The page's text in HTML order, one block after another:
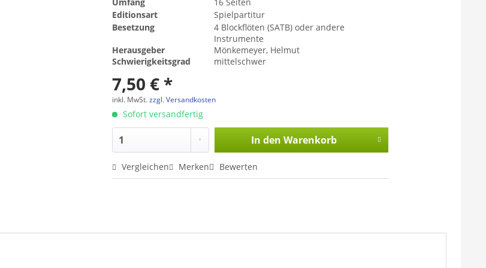
Editionsart
Spielpartitur
Besetzung
4 Blockflöten (SATB) oder andere
Instrumente
Herausgeber
Mönkemeyer, Helmut
Schwierigkeitsgrad
mittelschwer
7,50 € *
inkl. MwSt.zzgl. Versandkosten
Sofort versandfertig
In den Warenkorb
Vergleichen Merken Bewerten